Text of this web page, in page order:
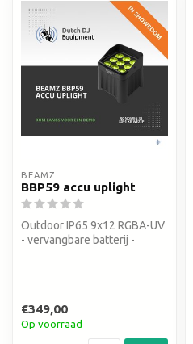
BEAMZ
BBP59 accu uplight
Outdoor IP65 9x12 RGBA-UV
- vervangbare batterij -
€349,00
Op voorraad